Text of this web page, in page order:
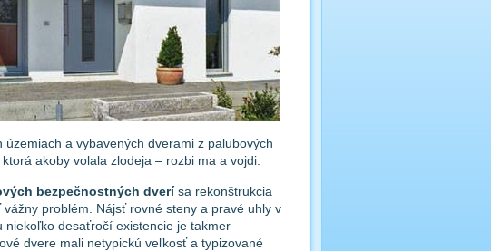
a vybavených dverami z palubových
akoby volala zlodeja – rozbi ma a vojdi.
bezpečnostných dverísa rekonštrukcia
problém. Nájsť rovné steny a pravé uhly v
niekoľko desaťročí existencie je takmer
dvere mali netypickú veľkosť a typizované